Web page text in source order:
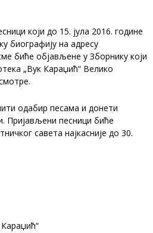
који до 15. јула 2016. године
биографију на адресу
биће објављене у Зборнику који
„Вук Караџић“ Велико
одабир песама и донети
Пријављени песници биће
савета најкасније до 30.